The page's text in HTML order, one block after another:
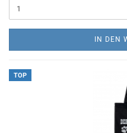
IN DEN
TOP